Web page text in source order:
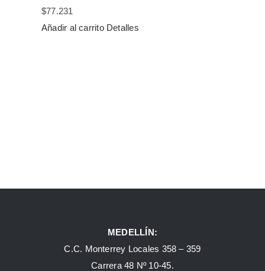
$77.231
Añadir al carrito Detalles
MEDELLÍN:
C.C. Monterrey Locales 358 – 359
Carrera 48 Nº 10-45.